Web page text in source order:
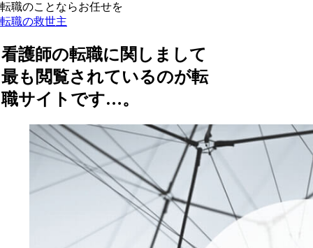
転職のことならお任せを
転職の救世主
看護師の転職に関しまして
最も閲覧されているのが転
職サイトです…。